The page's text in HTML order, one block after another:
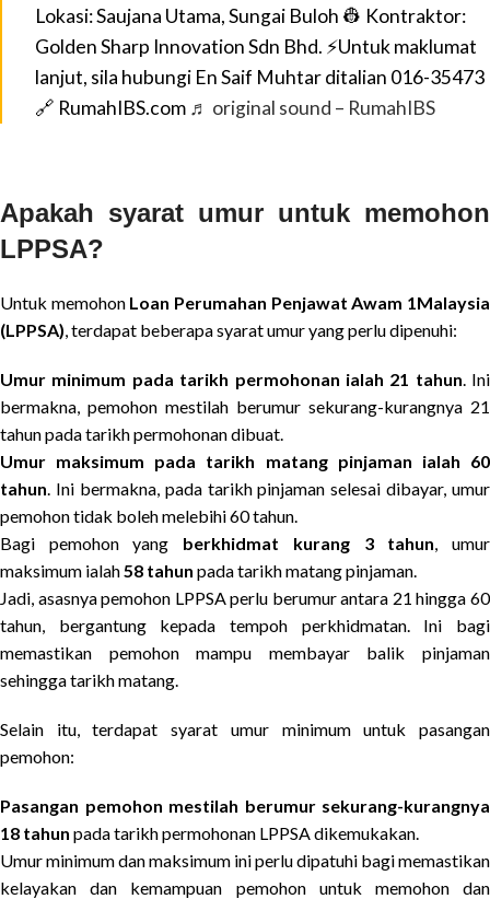
Lokasi: Saujana Utama, Sungai Buloh 👷 Kontraktor:
Golden Sharp Innovation Sdn Bhd. ⚡Untuk maklumat
lanjut, sila hubungi En Saif Muhtar ditalian 016-35473
🔗 RumahIBS.com ♬ original sound – RumahIBS
Apakah syarat umur untuk memohon
LPPSA?
Untuk memohon Loan Perumahan Penjawat Awam 1Malaysia
(LPPSA), terdapat beberapa syarat umur yang perlu dipenuhi:
Umur minimum pada tarikh permohonan ialah 21 tahun. Ini
bermakna, pemohon mestilah berumur sekurang-kurangnya 21
tahun pada tarikh permohonan dibuat.
Umur maksimum pada tarikh matang pinjaman ialah 60
tahun. Ini bermakna, pada tarikh pinjaman selesai dibayar, umur
pemohon tidak boleh melebihi 60 tahun.
Bagi pemohon yang berkhidmat kurang 3 tahun, umur
maksimum ialah58 tahun pada tarikh matang pinjaman.
Jadi, asasnya pemohon LPPSA perlu berumur antara 21 hingga 60
tahun, bergantung kepada tempoh perkhidmatan. Ini bagi
memastikan pemohon mampu membayar balik pinjaman
sehingga tarikh matang.
Selain itu, terdapat syarat umur minimum untuk pasangan
pemohon:
Pasangan pemohon mestilah berumur sekurang-kurangnya
18 tahun pada tarikh permohonan LPPSA dikemukakan.
Umur minimum dan maksimum ini perlu dipatuhi bagi memastikan
kelayakan dan kemampuan pemohon untuk memohon dan